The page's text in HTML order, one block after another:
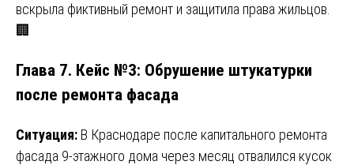
вскрыла фиктивный ремонт и защитила права жильцов.
🏢
Глава 7. Кейс №3: Обрушение штукатурки
после ремонта фасада
Ситуация: В Краснодаре после капитального ремонта
фасада 9-этажного дома через месяц отвалился кусок